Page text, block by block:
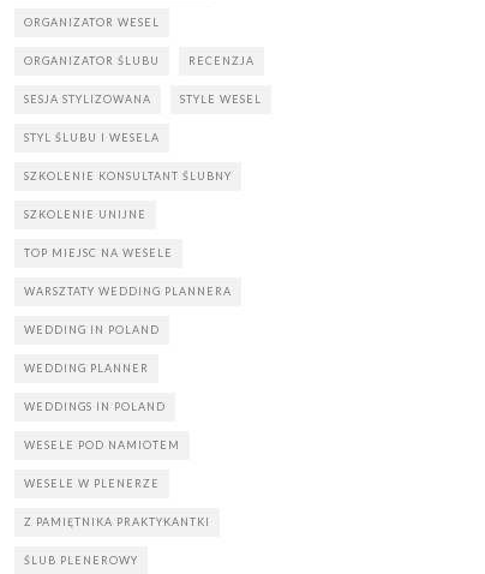
ORGANIZATOR WESEL
ORGANIZATOR ŚLUBU RECENZJA
SESJA STYLIZOWANA STYLE WESEL
STYL ŚLUBU I WESELA
SZKOLENIE KONSULTANT ŚLUBNY
SZKOLENIE UNIJNE
TOP MIEJSC NA WESELE
WARSZTATY WEDDING PLANNERA
WEDDING IN POLAND
WEDDING PLANNER
WEDDINGS IN POLAND
WESELE POD NAMIOTEM
WESELE W PLENERZE
Z PAMIĘTNIKA PRAKTYKANTKI
ŚLUB PLENEROWY